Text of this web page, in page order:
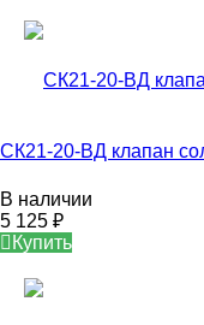
СК21-20-ВД клапан
В наличии
5 125 ₽
Купить